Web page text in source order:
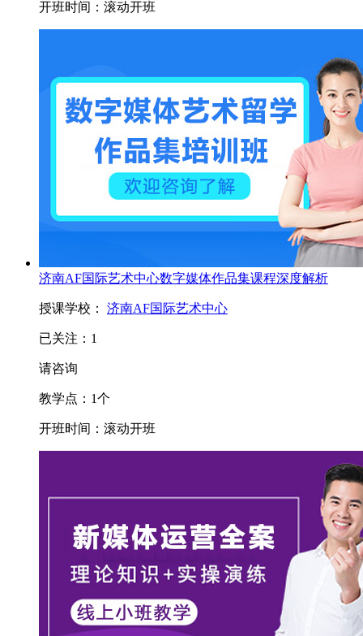
开班时间： 滚动开班
济南AF国际艺术中心数字媒体作品集课程深度解析
授课学校： 济南AF国际艺术中心
已关注： 1
请咨询
教学点： 1个
开班时间： 滚动开班